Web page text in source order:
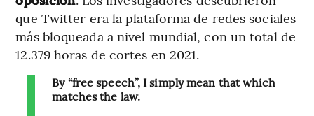
que Twitter era la plataforma de redes sociales
más bloqueada a nivel mundial, con un total de
12.379 horas de cortes en 2021.
By “free speech”, I simply mean that which
matches the law.